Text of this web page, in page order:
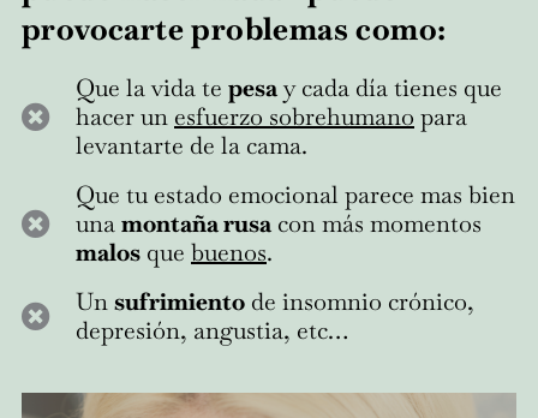
provocarte problemas como:
Que la vida te pesay cada día tienes que
hacer un esfuerzo sobrehumano para
levantarte de la cama.
Que tu estado emocional parece mas bien
unamontaña rusa con más momentos
malos que buenos.
Unsufrimiento de insomnio crónico,
depresión, angustia, etc…